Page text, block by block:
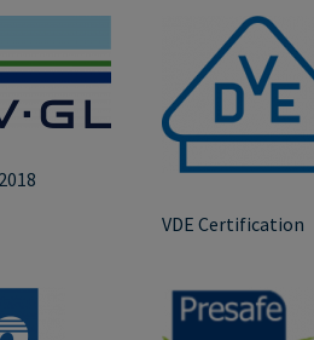
VDE Certification